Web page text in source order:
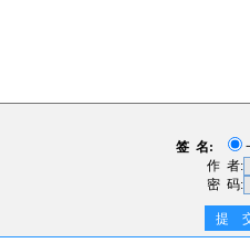
签 名:
作 者:
密 码:
提